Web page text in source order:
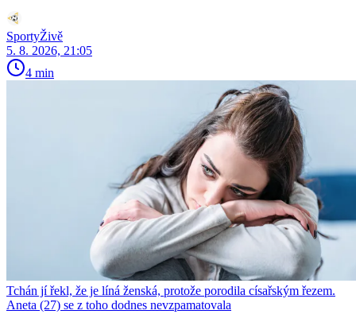
SportyŽivě
5. 8. 2026, 21:05
4 min
Tchán jí řekl, že je líná ženská, protože porodila císařským řezem.
Aneta (27) se z toho dodnes nevzpamatovala